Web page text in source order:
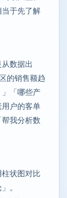
于先了解
数据出
的销售额趋
「哪些产
户的客单
我分析数
柱状图对比
。